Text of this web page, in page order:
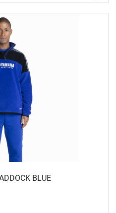
BLUE